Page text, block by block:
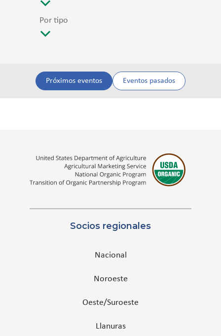
Por tipo
Próximos eventos Eventos pasados
Socios regionales
Nacional
Noroeste
Oeste/Suroeste
Llanuras